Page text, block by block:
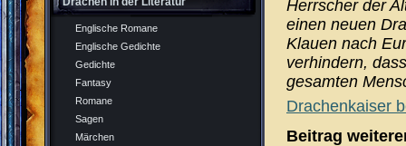
Englische Romane
Englische Gedichte
Gedichte
Fantasy
Romane
Sagen
Märchen
Herrscher der
einen neuen
Klauen nach
verhindern,
gesamten
Drachenkaiser
Beitrag